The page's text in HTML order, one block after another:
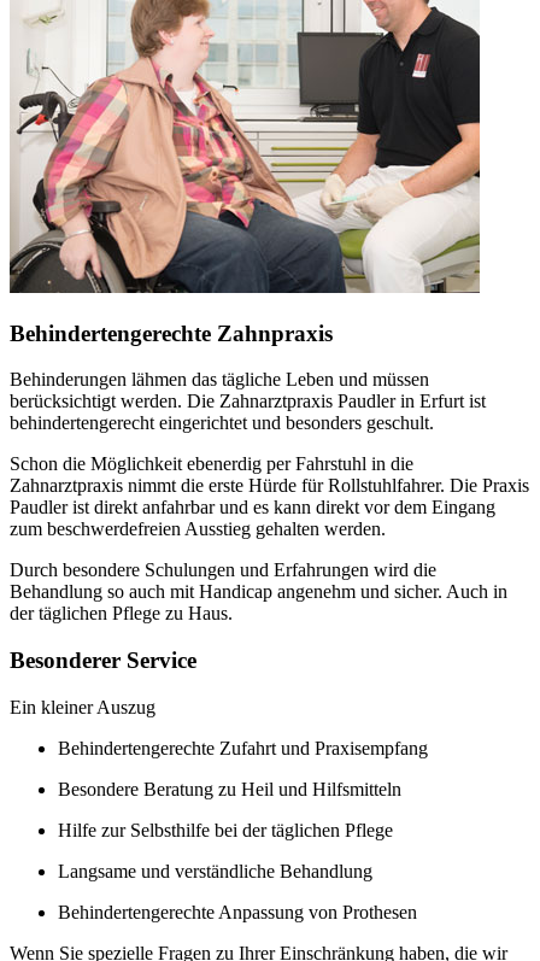
Behindertengerechte Zahnpraxis
Behinderungen lähmen das tägliche Leben und müssen
berücksichtigt werden. Die Zahnarztpraxis Paudler in Erfurt ist
behindertengerecht eingerichtet und besonders geschult.
Schon die Möglichkeit ebenerdig per Fahrstuhl in die
Zahnarztpraxis nimmt die erste Hürde für Rollstuhlfahrer. Die Praxis
Paudler ist direkt anfahrbar und es kann direkt vor dem Eingang
zum beschwerdefreien Ausstieg gehalten werden.
Durch besondere Schulungen und Erfahrungen wird die
Behandlung so auch mit Handicap angenehm und sicher. Auch in
der täglichen Pflege zu Haus.
Besonderer Service
Ein kleiner Auszug
Behindertengerechte Zufahrt und Praxisempfang
Besondere Beratung zu Heil und Hilfsmitteln
Hilfe zur Selbsthilfe bei der täglichen Pflege
Langsame und verständliche Behandlung
Behindertengerechte Anpassung von Prothesen
Wenn Sie spezielle Fragen zu Ihrer Einschränkung haben, die wir